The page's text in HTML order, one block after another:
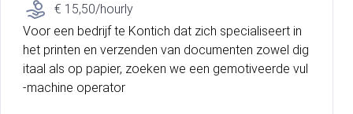
€ 15,50/hourly
Voor een bedrijf te Kontich dat zich specialiseert in
het printen en verzenden van documenten zowel dig
itaal als op papier, zoeken we een gemotiveerde vul
-machine operator